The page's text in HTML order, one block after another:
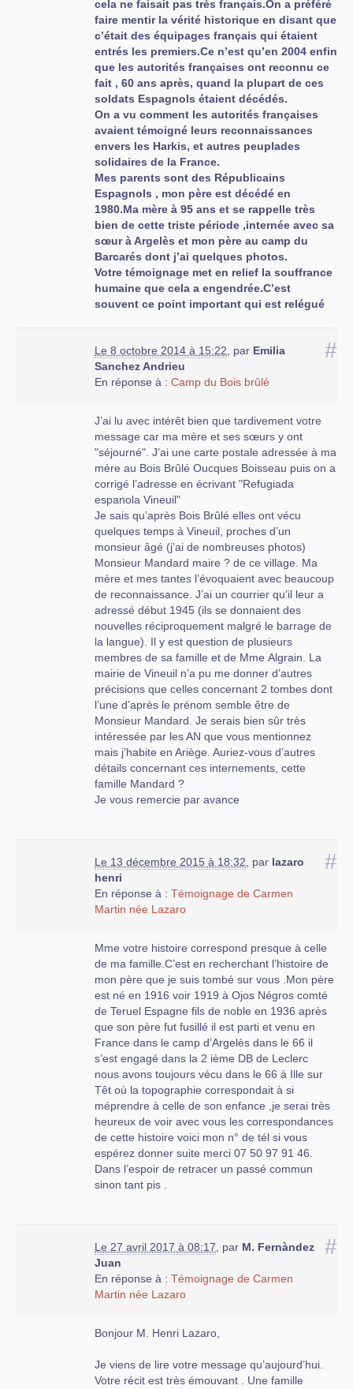
cela ne faisait pas très français.On a préféré
faire mentir la vérité historique en disant que
c’était des équipages français qui étaient
entrés les premiers.Ce n’est qu’en 2004 enfin
que les autorités françaises ont reconnu ce
fait , 60 ans après, quand la plupart de ces
soldats Espagnols étaient décédés.
On a vu comment les autorités françaises
avaient témoigné leurs reconnaissances
envers les Harkis, et autres peuplades
solidaires de la France.
Mes parents sont des Républicains
Espagnols , mon père est décédé en
1980.Ma mère à 95 ans et se rappelle très
bien de cette triste période ,internée avec sa
sœur à Argelès et mon père au camp du
Barcarés dont j’ai quelques photos.
Votre témoignage met en relief la souffrance
humaine que cela a engendrée.C’est
souvent ce point important qui est relégué
En juillet 2011 j’ai retrouvé par hasard 2
photos, dans la valise Mexicaine ,de mon
père qui était estafette dans une milice
une moto se retournant avec un fusil sur
l’épaule il avait 18 ans et demi. Ça était un
choc pour moi , mes frères et ma mère
d’avoir 2 photos de lui à cet âge.
Une grande empathie à tous ces anonymes
et à leurs familles qui ont subi les horreurs,
les profonds chagrins, les familles éclatées
à cause des ces guerres qui ont marqué à
jamais les humains.
Juan Fernàndez Fernàndez
#
Le 8 octobre 2014 à 15:22 par Emilia
Sanchez Andrieu
En réponse à : Camp du Bois brûlé
J’ai lu avec intérêt bien que tardivement votre
message car ma mère et ses sœurs y ont
"séjourné". J’ai une carte postale adressée à ma
mère au Bois Brûlé Oucques Boisseau puis on a
corrigé l’adresse en écrivant "Refugiada
espanola Vineuil"
Je sais qu’après Bois Brûlé elles ont vécu
quelques temps à Vineuil, proches d’un
monsieur âgé (j’ai de nombreuses photos)
Monsieur Mandard maire ? de ce village. Ma
mère et mes tantes l’évoquaient avec beaucoup
de reconnaissance. J’ai un courrier qu’il leur a
adressé début 1945 (ils se donnaient des
nouvelles réciproquement malgré le barrage de
la langue). Il y est question de plusieurs
membres de sa famille et de Mme Algrain. La
mairie de Vineuil n’a pu me donner d’autres
précisions que celles concernant 2 tombes dont
l’une d’après le prénom semble être de
Monsieur Mandard. Je serais bien sûr très
intéressée par les AN que vous mentionnez
mais j’habite en Ariège. Auriez-vous d’autres
détails concernant ces internements, cette
famille Mandard ?
Je vous remercie par avance
#
Le 13 décembre 2015 à 18:32 par lazaro
henri
En réponse à : Témoignage de Carmen
Martin née Lazaro
Mme votre histoire correspond presque à celle
de ma famille.C’est en recherchant l’histoire de
mon père que je suis tombé sur vous .Mon père
est né en 1916 voir 1919 à Ojos Négros comté
de Teruel Espagne fils de noble en 1936 après
que son père fut fusillé il est parti et venu en
France dans le camp d’Argelès dans le 66 il
s’est engagé dans la 2 ième DB de Leclerc
nous avons toujours vécu dans le 66 à Ille sur
Têt où la topographie correspondait à si
méprendre à celle de son enfance ,je serai très
heureux de voir avec vous les correspondances
de cette histoire voici mon n° de tél si vous
espérez donner suite merci 07 50 97 91 46.
Dans l’espoir de retracer un passé commun
sinon tant pis .
#
Le 27 avril 2017 à 08:17 par M. Fernàndez
Juan
En réponse à : Témoignage de Carmen
Martin née Lazaro
Bonjour M. Henri Lazaro,
Je viens de lire votre message qu’aujourd’hui.
Votre récit est très émouvant . Une famille